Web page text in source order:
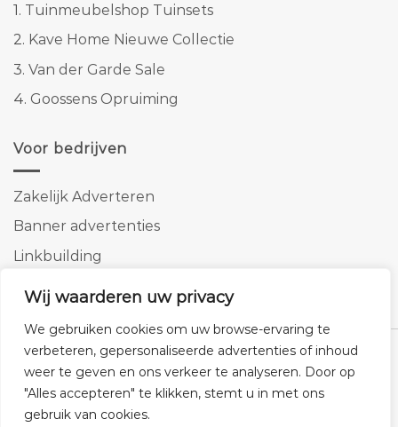
Wij waarderen uw privacy
We gebruiken cookies om uw browse-ervaring te
verbeteren, gepersonaliseerde advertenties of inhoud
weer te geven en ons verkeer te analyseren. Door op
"Alles accepteren" te klikken, stemt u in met ons
gebruik van cookies.
1. Tuinmeubelshop Tuinsets
2. Kave Home Nieuwe Collectie
3. Van der Garde Sale
4. Goossens Opruiming
Voor bedrijven
Zakelijk Adverteren
Banner advertenties
Linkbuilding
SEO copywriting
Klantenservice Cookies Privacybeleid Disclaimer